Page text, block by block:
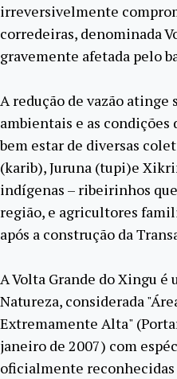
irreversivelmente
corredeiras, denominada
gravemente afetada pelo
A redução de vazão atinge
ambientais e as condições
bem estar de diversas
(karib), Juruna (tupi)e
indígenas – ribeirinhos
região, e agricultores
após a construção da
A Volta Grande do Xingu é
Natureza, considerada
Extremamente Alta"
janeiro de 2007) com
oficialmente reconhecidas